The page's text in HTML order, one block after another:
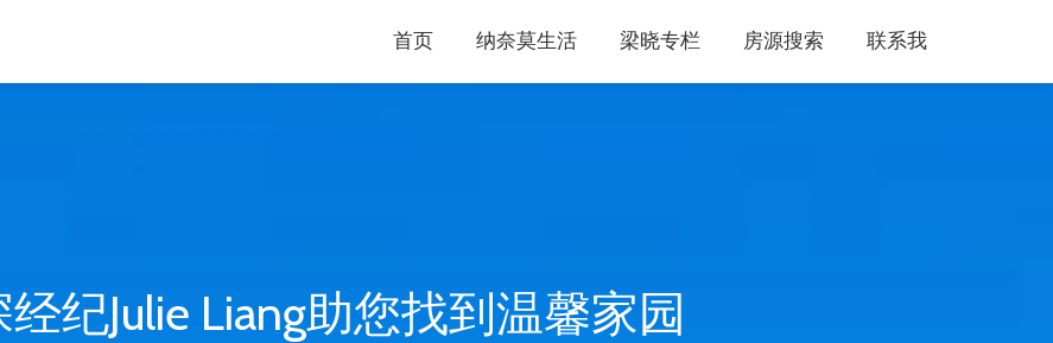
首页 纳奈莫生活 梁晓专栏 房源搜索 联系我
纪Julie Liang助您找到温馨家园